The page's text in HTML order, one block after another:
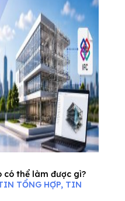
có thể làm được gì?
TỔNG HỢP, TIN